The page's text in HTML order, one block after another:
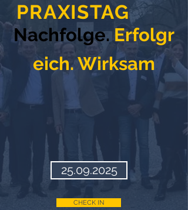
PRAXISTAG
Nachfolge.Erfolgr
eich. Wirksam
25.09.2025
CHECK IN